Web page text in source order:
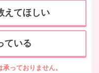
えてほしい
ている
っておりません。